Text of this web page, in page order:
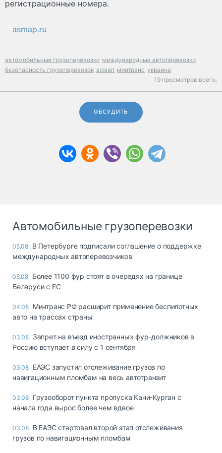
регистрационные номера.
asmap.ru
автомобильные грузоперевозки международные автоперевозки
безопасность грузоперевозок асмап минтранс украина
19 просмотров всего.
ОБСУДИТЬ
Автомобильные грузоперевозки
05.08 В Петербурге подписали соглашение о поддержке
международных автоперевозчиков
05.08 Более 1100 фур стоят в очередях на границе
Беларуси с ЕС
04.08 Минтранс РФ расширит применение беспилотных
авто на трассах страны
03.08 Запрет на въезд иностранных фур-должников в
Россию вступает в силу с 1 сентября
03.08 ЕАЭС запустил отслеживание грузов по
навигационным пломбам на весь автотранзит
03.08 Грузооборот пункта пропуска Кани-Курган с
начала года вырос более чем вдвое
03.08 В ЕАЭС стартовал второй этап отслеживания
грузов по навигационным пломбам